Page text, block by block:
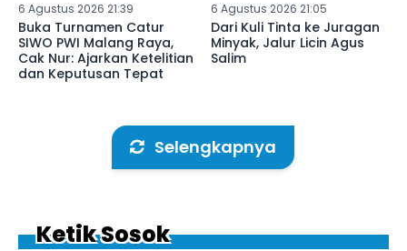
6 Agustus 2026 21:39
Buka Turnamen Catur
SIWO PWI Malang Raya,
Cak Nur: Ajarkan Ketelitian
dan Keputusan Tepat
6 Agustus 2026 21:05
Dari Kuli Tinta ke Juragan
Minyak, Jalur Licin Agus
Salim
Selengkapnya
Ketik Sosok